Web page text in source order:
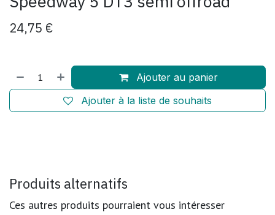
24,75 €
Ajouter au panier
Ajouter à la liste de souhaits
Produits alternatifs
Ces autres produits pourraient vous intéresser